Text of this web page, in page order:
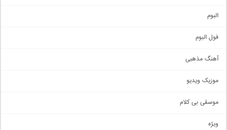
اجتماعی
حماسی
سنتی
اهنگ بندرعباسی
دمو
البوم
فول البوم
آهنگ مذهبی
موزیک ویدیو
موسقی بی کلام
ویژه